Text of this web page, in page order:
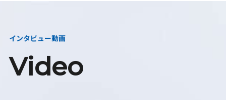
インタビュー動画
Video